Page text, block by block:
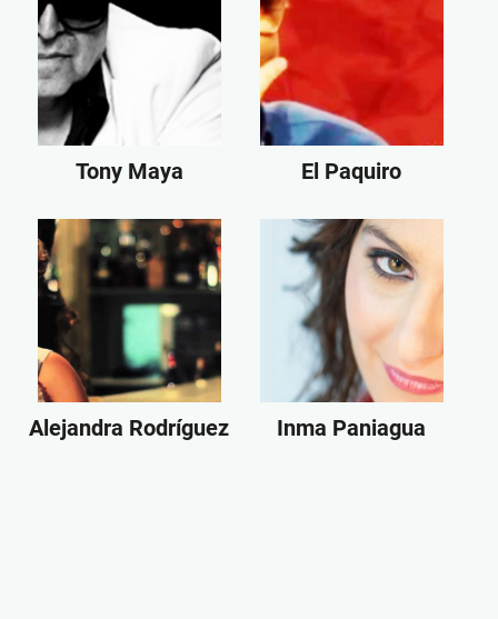
Tony Maya El Paquiro
Alejandra Rodríguez Inma Paniagua